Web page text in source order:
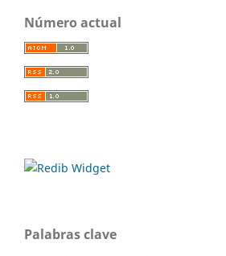
Número actual
Palabras clave